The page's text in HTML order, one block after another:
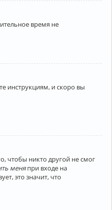
время не
инструкциям, и скоро вы
чтобы никто другой не смог
меняпри входе на
это значит, что